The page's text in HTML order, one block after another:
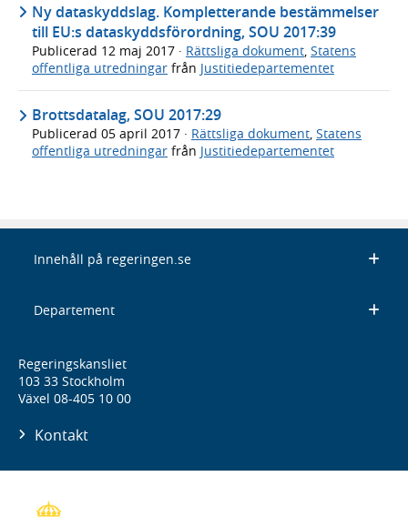
Ny dataskyddslag. Kompletterande bestämmelser
till EU:s dataskyddsförordning, SOU 2017:39
Publicerad 12 maj 2017 · Rättsliga dokument, Statens
offentliga utredningar från Justitiedepartementet
Brottsdatalag, SOU 2017:29
Publicerad 05 april 2017 · Rättsliga dokument, Statens
offentliga utredningar från Justitiedepartementet
Innehåll på regeringen.se
Departement
Regeringskansliet
103 33 Stockholm
Växel 08-405 10 00
Kontakt